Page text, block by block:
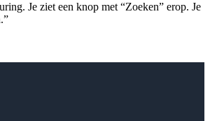
Je ziet een knop met “Zoeken” erop. Je